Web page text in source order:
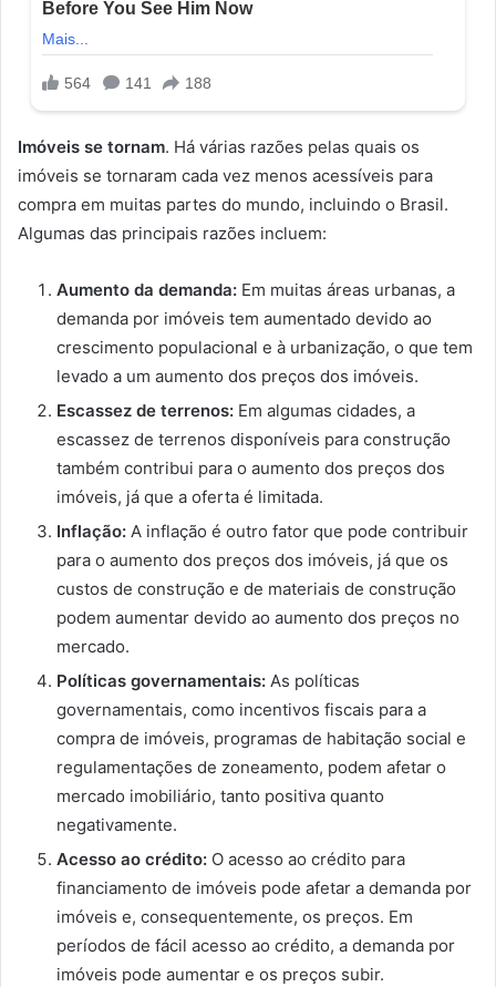
Imóveis se tornam. Há várias razões pelas quais os
imóveis se tornaram cada vez menos acessíveis para
compra em muitas partes do mundo, incluindo o Brasil.
Algumas das principais razões incluem:
Aumento da demanda: Em muitas áreas urbanas, a
demanda por imóveis tem aumentado devido ao
crescimento populacional e à urbanização, o que tem
levado a um aumento dos preços dos imóveis.
Escassez de terrenos: Em algumas cidades, a
escassez de terrenos disponíveis para construção
também contribui para o aumento dos preços dos
imóveis, já que a oferta é limitada.
Inflação: A inflação é outro fator que pode contribuir
para o aumento dos preços dos imóveis, já que os
custos de construção e de materiais de construção
podem aumentar devido ao aumento dos preços no
mercado.
Políticas governamentais: As políticas
governamentais, como incentivos fiscais para a
compra de imóveis, programas de habitação social e
regulamentações de zoneamento, podem afetar o
mercado imobiliário, tanto positiva quanto
negativamente.
Acesso ao crédito: O acesso ao crédito para
financiamento de imóveis pode afetar a demanda por
imóveis e, consequentemente, os preços. Em
períodos de fácil acesso ao crédito, a demanda por
imóveis pode aumentar e os preços subir.